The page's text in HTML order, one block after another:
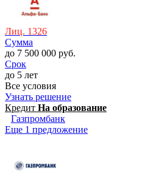
Лиц. 1326
Сумма
до 7 500 000 руб.
Срок
до 5 лет
Все условия
Узнать решение
Кредит На образование
Газпромбанк
Еще 1 предложение